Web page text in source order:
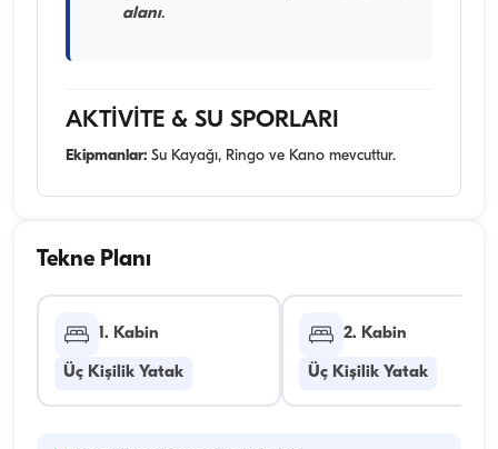
alanı.
AKTİVİTE & SU SPORLARI
Ekipmanlar: Su Kayağı, Ringo ve Kano mevcuttur.
Tekne Planı
1. Kabin
Üç Kişilik Yatak
2. Kabin
Üç Kişilik Yatak